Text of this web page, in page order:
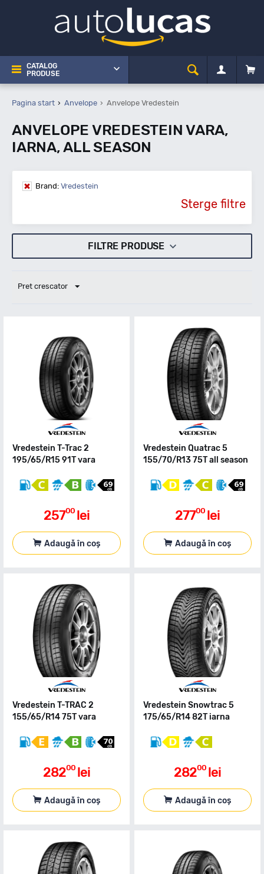
CATALOG
PRODUSE
Pagina start Anvelope Anvelope Vredestein
ANVELOPE VREDESTEIN VARA,
IARNA, ALL SEASON
Brand: Vredestein
Sterge filtre
FILTRE PRODUSE
Pret crescator
Vredestein T-Trac 2
195/65/R15 91T vara
25700 lei
Adaugă în coș
Vredestein Quatrac 5
155/70/R13 75T all season
27700 lei
Adaugă în coș
Vredestein T-TRAC 2
155/65/R14 75T vara
28200 lei
Adaugă în coș
Vredestein Snowtrac 5
175/65/R14 82T iarna
28200 lei
Adaugă în coș